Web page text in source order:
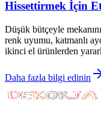
Hissettirmek İçin
Düşük bütçeyle
renk uyumu, katmanlı
ikinci el ürünlerden
Daha fazla bilgi edinin